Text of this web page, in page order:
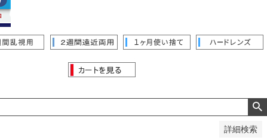
詳細検索